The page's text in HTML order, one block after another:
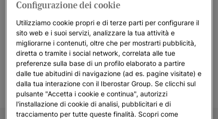
Guarda altre foto
Configurazione dei cookie
Utilizziamo cookie propri e di terze parti per configurare il
sito web e i suoi servizi, analizzare la tua attività e
migliorarne i contenuti, oltre che per mostrarti pubblicità,
diretta o tramite i social network, correlata alle tue
preferenze sulla base di un profilo elaborato a partire
dalle tue abitudini di navigazione (ad es. pagine visitate) e
dalla tua interazione con il Iberostar Group. Se clicchi sul
pulsante "Accetta i cookie e continua", autorizzi
l'installazione di cookie di analisi, pubblicitari e di
tracciamento per tutte queste finalità. Scopri come